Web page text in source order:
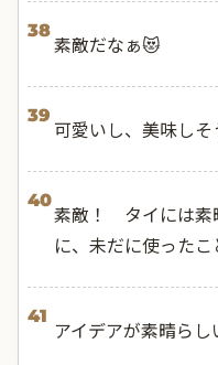
38
素敵だなぁ😻
39
可愛いし、美味しそ
40
素敵！ タイには素
に、未だに使ったこ
41
アイデアが素晴らし